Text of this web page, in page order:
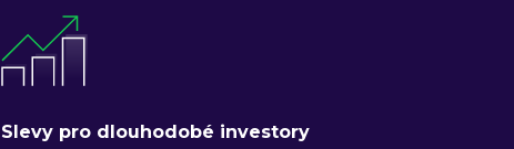
Slevy pro dlouhodobé investory